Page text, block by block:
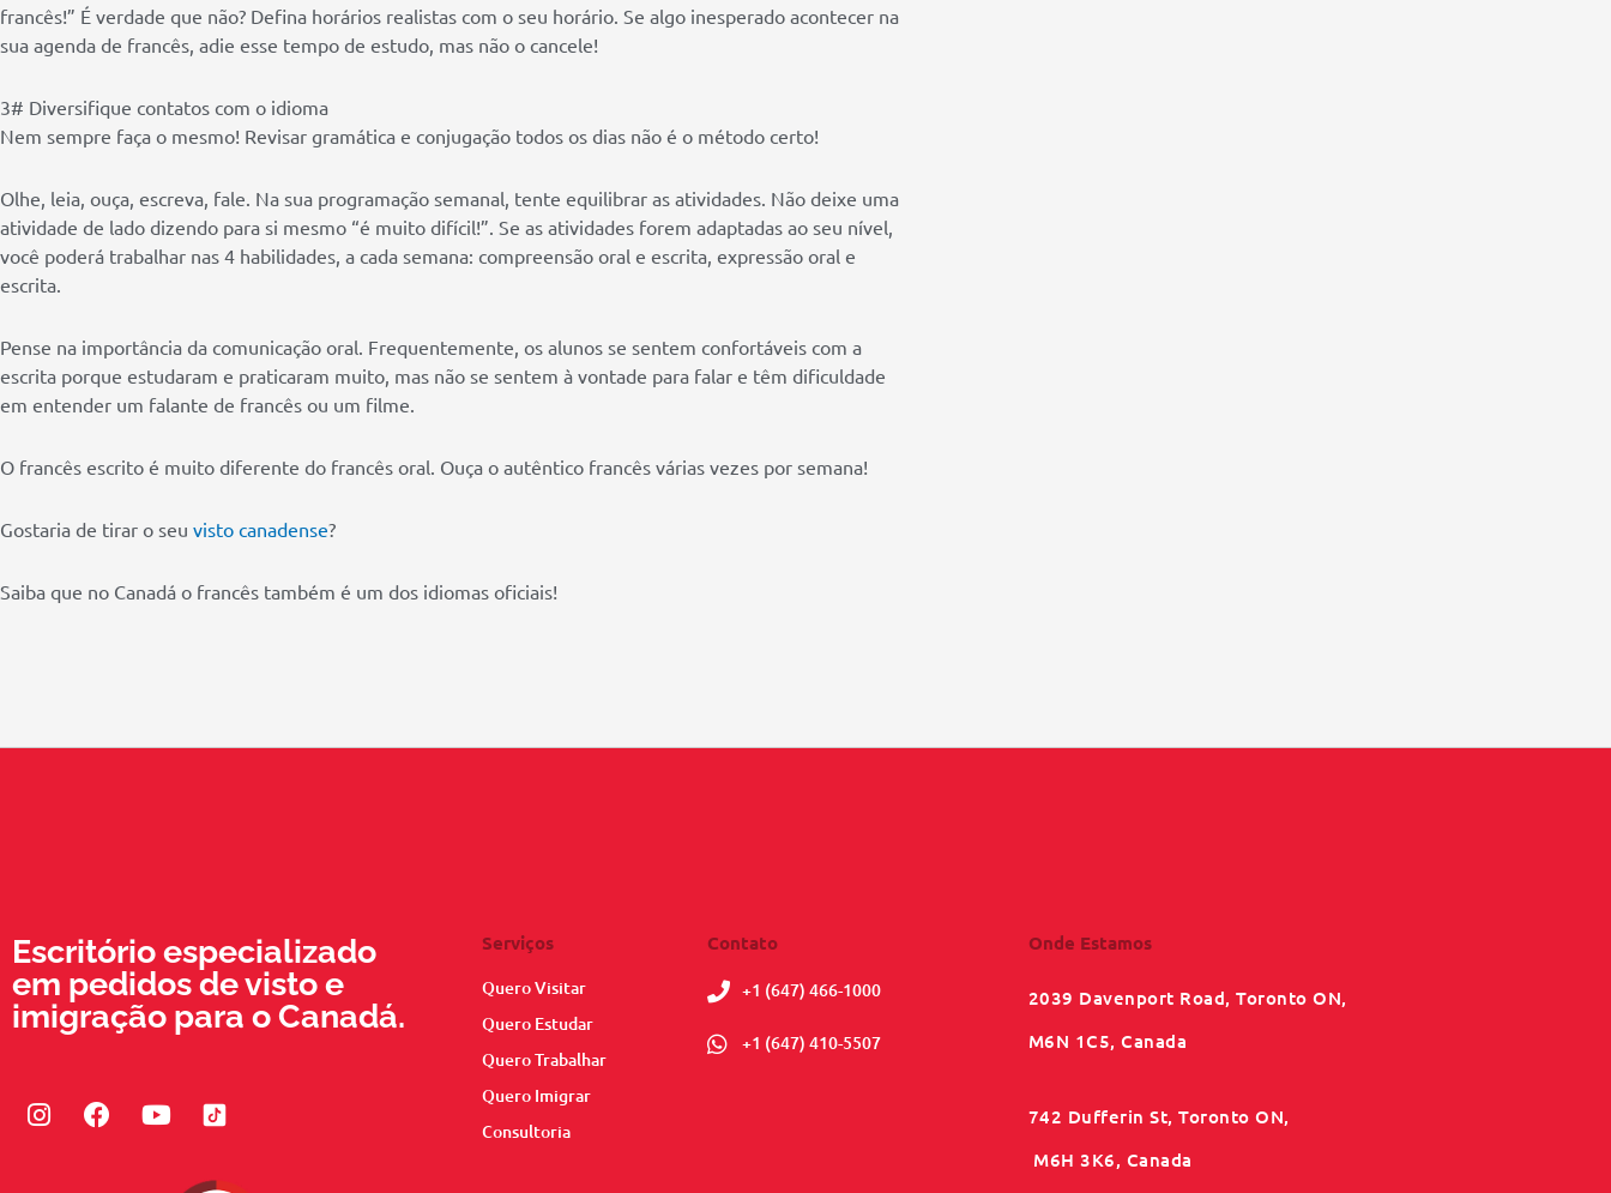
francês!” É verdade que não? Defina horários realistas com o seu horário. Se algo inesperado acontecer na
sua agenda de francês, adie esse tempo de estudo, mas não o cancele!
3# Diversifique contatos com o idioma
Nem sempre faça o mesmo! Revisar gramática e conjugação todos os dias não é o método certo!
Olhe, leia, ouça, escreva, fale. Na sua programação semanal, tente equilibrar as atividades. Não deixe uma
atividade de lado dizendo para si mesmo “é muito difícil!”. Se as atividades forem adaptadas ao seu nível,
você poderá trabalhar nas 4 habilidades, a cada semana: compreensão oral e escrita, expressão oral e
escrita.
Pense na importância da comunicação oral. Frequentemente, os alunos se sentem confortáveis ​​com a
escrita porque estudaram e praticaram muito, mas não se sentem à vontade para falar e têm dificuldade
em entender um falante de francês ou um filme.
O francês escrito é muito diferente do francês oral. Ouça o autêntico francês várias vezes por semana!
Gostaria de tirar o seu visto canadense?
Saiba que no Canadá o francês também é um dos idiomas oficiais!
Escritório especializado
em pedidos de visto e
imigração para o Canadá.
Instagram
Facebook
Youtube
Serviços
Quero Visitar
Quero Estudar
Quero Trabalhar
Quero Imigrar
Consultoria
Contato
+1 (647) 466-1000
+1 (647) 410-5507
Onde Estamos
2039 Davenport Road, Toronto ON,
M6N 1C5, Canada
742 Dufferin St, Toronto ON,
M6H 3K6, Canada